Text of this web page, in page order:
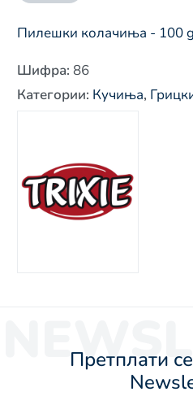
Пилешки колачиња - 100 g
Шифра: 86
Категории: Кучиња,
Претплати